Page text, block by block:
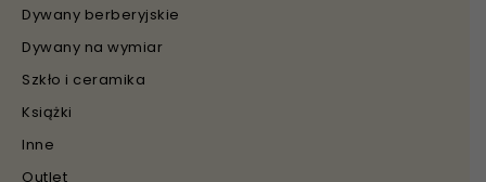
Dywany berberyjskie
Dywany na wymiar
Szkło i ceramika
Książki
Inne
Outlet